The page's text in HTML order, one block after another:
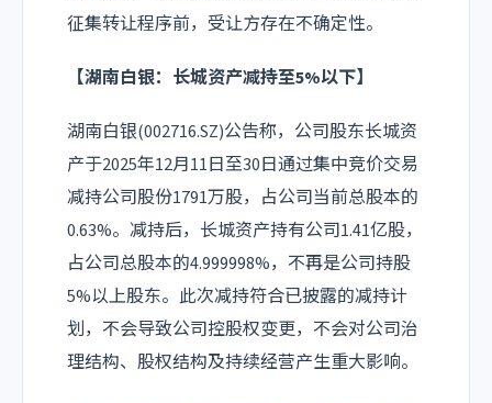
征集转让程序前，受让方存在不确定性。
【湖南白银：长城资产减持至5%以下】
湖南白银(002716.SZ)公告称，公司股东长城资
产于2025年12月11日至30日通过集中竞价交易
减持公司股份1791万股，占公司当前总股本的
0.63%。减持后，长城资产持有公司1.41亿股，
占公司总股本的4.999998%，不再是公司持股
5%以上股东。此次减持符合已披露的减持计
划，不会导致公司控股权变更，不会对公司治
理结构、股权结构及持续经营产生重大影响。